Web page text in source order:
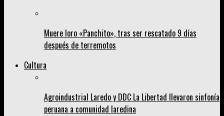
Muere loro «Panchito», tras ser rescatado 9 días
después de terremotos
Cultura
Agroindustrial Laredo y DDC La Libertad llevaron sinfonía
peruana a comunidad laredina